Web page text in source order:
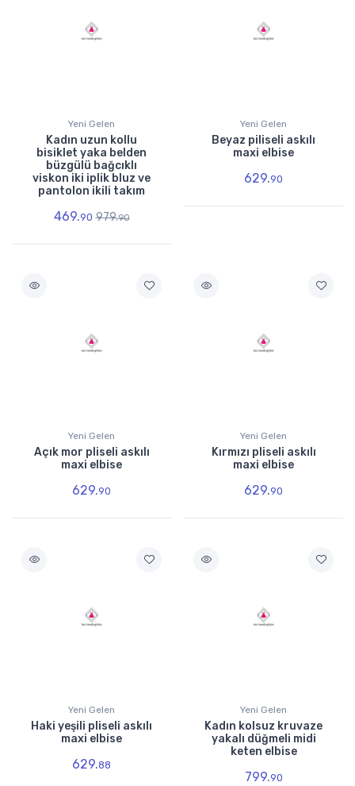
Yeni Gelen
Kadın uzun kollu
bisiklet yaka belden
büzgülü bağcıklı
viskon iki iplik bluz ve
pantolon ikili takım
469.90 979.90
Yeni Gelen
Beyaz piliseli askılı
maxi elbise
629.90
Yeni Gelen
Açık mor pliseli askılı
maxi elbise
629.90
Yeni Gelen
Kırmızı pliseli askılı
maxi elbise
629.90
Yeni Gelen
Haki yeşili pliseli askılı
maxi elbise
629.88
Yeni Gelen
Kadın kolsuz kruvaze
yakalı düğmeli midi
keten elbise
799.90